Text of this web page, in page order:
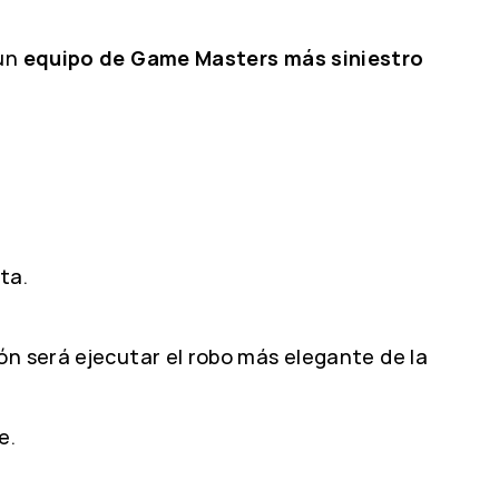
equipo de Game Masters más siniestro
será ejecutar el robo más elegante de la